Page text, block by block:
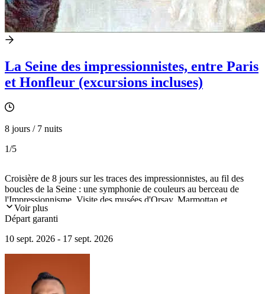
La Seine des impressionnistes, entre Paris
et Honfleur (excursions incluses)
8 jours / 7 nuits
1/5
Croisière de 8 jours sur les traces des impressionnistes, au fil des
boucles de la Seine : une symphonie de couleurs au berceau de
l'Impressionnisme. Visite des musées d'Orsay, Marmottan et
Malraux. Immersion dans l'univers de Monet à Giverny, de Van
Gogh et Daubigny à Auvers-sur-Oise et "Déjeuner des canotiers" à
Voir plus
Départ garanti
10 sept. 2026 - 17 sept. 2026